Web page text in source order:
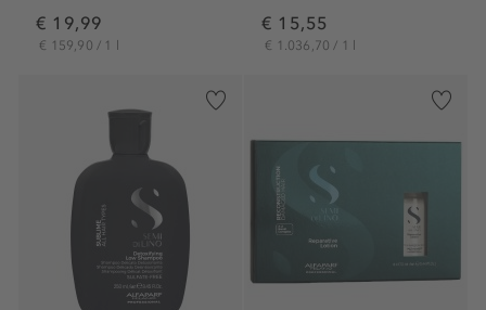
€ 19,99
€ 159,90 / 1 l
€ 15,55
€ 1.036,70 / 1 l